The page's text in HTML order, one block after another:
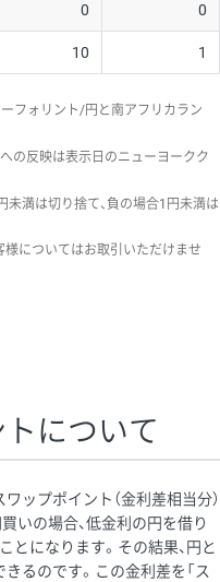
0 0
10 1
フォリント/円と南アフリカラン
の反映は表示日のニューヨークク
未満は切り捨て、負の場合1円未満は
についてはお取引いただけませ
について
ップポイント（金利差相当分）
いの場合、低金利の円を借り
とになります。その結果、円と
るのです。この金利差を「ス